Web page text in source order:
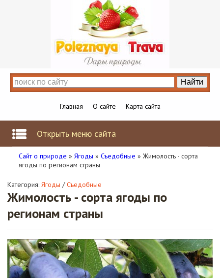
Главная О сайте Карта сайта
Открыть меню сайта
Сайт о природе » Ягоды » Съедобные » Жимолость - сорта
ягоды по регионам страны
Категория: Ягоды /Съедобные
Жимолость - сорта ягоды по
регионам страны